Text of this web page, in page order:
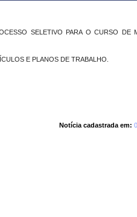
SELETIVO PARA O CURSO DE
E PLANOS DE TRABALHO.
Notícia cadastrada em: